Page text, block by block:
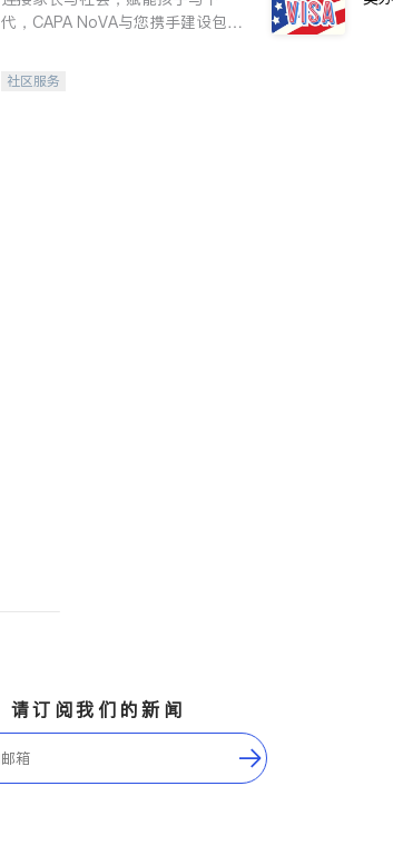
代，CAPA NoVA与您携手建设包
社区服务
请订阅我们的新闻